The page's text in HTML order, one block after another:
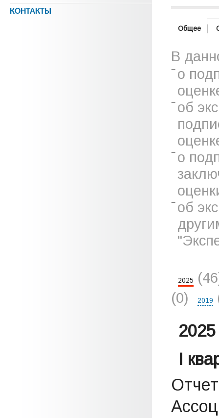
Общее
В
о
об
о
об
2025
(0)
2019
I
КОНТАКТЫ